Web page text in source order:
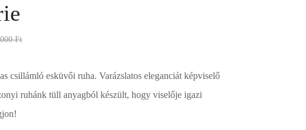
Ft
csillámló esküvői ruha. Varázslatos eleganciát képviselő
ruhánk tüll anyagból készült, hogy viselője igazi